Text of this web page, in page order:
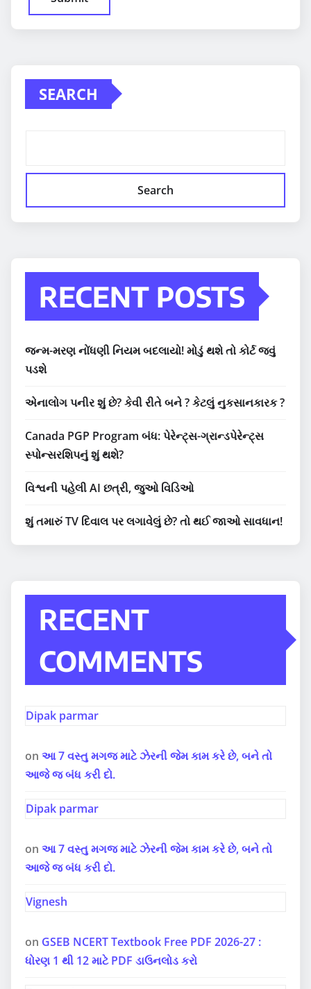
SEARCH
Search
RECENT POSTS
જન્મ-મરણ નોંધણી નિયમ બદલાયો! મોડું થશે તો કોર્ટ જવું
પડશે
એનાલોગ પનીર શું છે? કેવી રીતે બને ? કેટલું નુકસાનકારક ?
Canada PGP Program બંધ: પેરેન્ટ્સ-ગ્રાન્ડપેરેન્ટ્સ
સ્પોન્સરશિપનું શું થશે?
વિશ્વની પહેલી AI છત્રી, જુઓ વિડિઓ
શું તમારું TV દિવાલ પર લગાવેલું છે? તો થઈ જાઓ સાવધાન!
RECENT
COMMENTS
Dipak parmar
on આ 7 વસ્તુ મગજ માટે ઝેરની જેમ કામ કરે છે, બને તો
આજે જ બંધ કરી દો.
Dipak parmar
on આ 7 વસ્તુ મગજ માટે ઝેરની જેમ કામ કરે છે, બને તો
આજે જ બંધ કરી દો.
Vignesh
on GSEB NCERT Textbook Free PDF 2026-27 :
ધોરણ 1 થી 12 માટે PDF ડાઉનલોડ કરો